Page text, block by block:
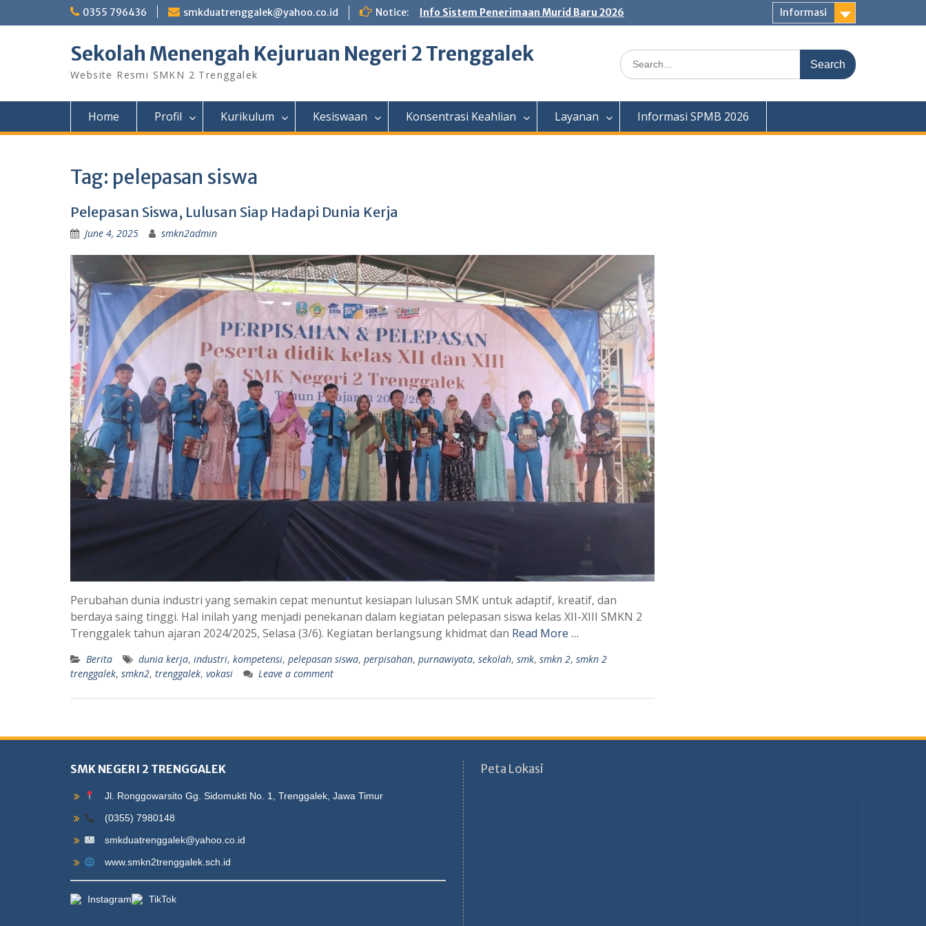
0355 796436 smkduatrenggalek@yahoo.co.id Notice: Info Sistem Penerimaan Murid Baru 2026 Informasi
Sekolah Menengah Kejuruan Negeri 2 Trenggalek
Website Resmi SMKN 2 Trenggalek
Search
for:
Home Profil Kurikulum Kesiswaan Konsentrasi Keahlian Layanan Informasi SPMB 2026
Tag: pelepasan siswa
Pelepasan Siswa, Lulusan Siap Hadapi Dunia Kerja
June 4, 2025 smkn2admin
Perubahan dunia industri yang semakin cepat menuntut kesiapan lulusan SMK untuk adaptif, kreatif, dan
berdaya saing tinggi. Hal inilah yang menjadi penekanan dalam kegiatan pelepasan siswa kelas XII-XIII SMKN 2
Trenggalek tahun ajaran 2024/2025, Selasa (3/6). Kegiatan berlangsung khidmat dan Read More …
Berita dunia kerja, industri, kompetensi, pelepasan siswa, perpisahan, purnawiyata, sekolah, smk, smkn 2, smkn 2
trenggalek, smkn2, trenggalek, vokasi Leave a comment
SMK NEGERI 2 TRENGGALEK
Jl. Ronggowarsito Gg. Sidomukti No. 1, Trenggalek, Jawa Timur
(0355) 7980148
smkduatrenggalek@yahoo.co.id
www.smkn2trenggalek.sch.id
Instagram TikTok
Peta Lokasi